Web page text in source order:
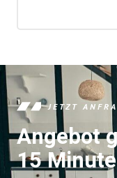
JETZT
Angebot
15